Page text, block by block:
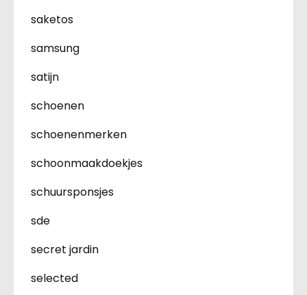
saketos
samsung
satijn
schoenen
schoenenmerken
schoonmaakdoekjes
schuursponsjes
sde
secret jardin
selected